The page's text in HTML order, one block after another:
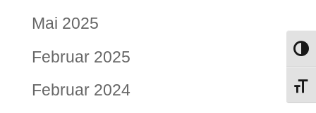
Mai 2025
Februar 2025
Februar 2024